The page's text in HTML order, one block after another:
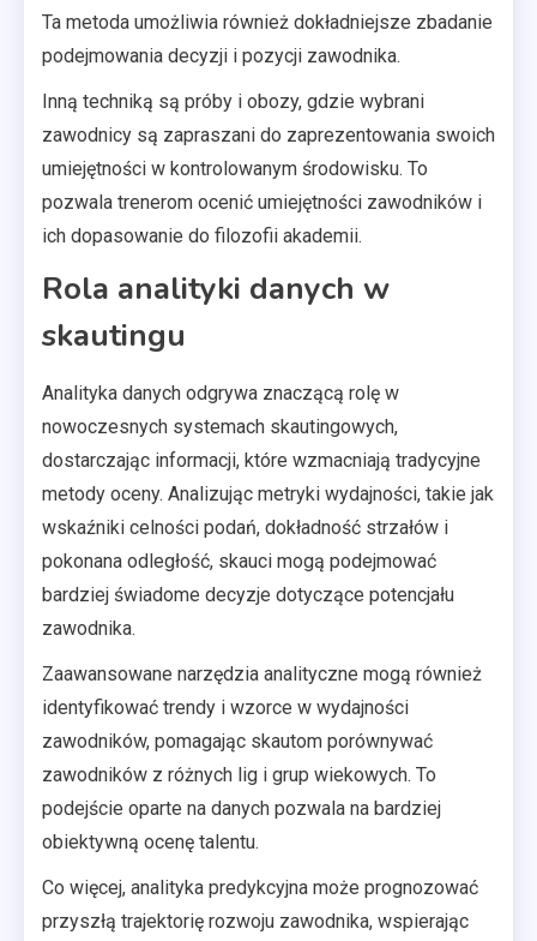
Ta metoda umożliwia również dokładniejsze zbadanie
podejmowania decyzji i pozycji zawodnika.
Inną techniką są próby i obozy, gdzie wybrani
zawodnicy są zapraszani do zaprezentowania swoich
umiejętności w kontrolowanym środowisku. To
pozwala trenerom ocenić umiejętności zawodników i
ich dopasowanie do filozofii akademii.
Rola analityki danych w
skautingu
Analityka danych odgrywa znaczącą rolę w
nowoczesnych systemach skautingowych,
dostarczając informacji, które wzmacniają tradycyjne
metody oceny. Analizując metryki wydajności, takie jak
wskaźniki celności podań, dokładność strzałów i
pokonana odległość, skauci mogą podejmować
bardziej świadome decyzje dotyczące potencjału
zawodnika.
Zaawansowane narzędzia analityczne mogą również
identyfikować trendy i wzorce w wydajności
zawodników, pomagając skautom porównywać
zawodników z różnych lig i grup wiekowych. To
podejście oparte na danych pozwala na bardziej
obiektywną ocenę talentu.
Co więcej, analityka predykcyjna może prognozować
przyszłą trajektorię rozwoju zawodnika, wspierając